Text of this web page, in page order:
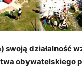
swoją działalność
obywatelskiego